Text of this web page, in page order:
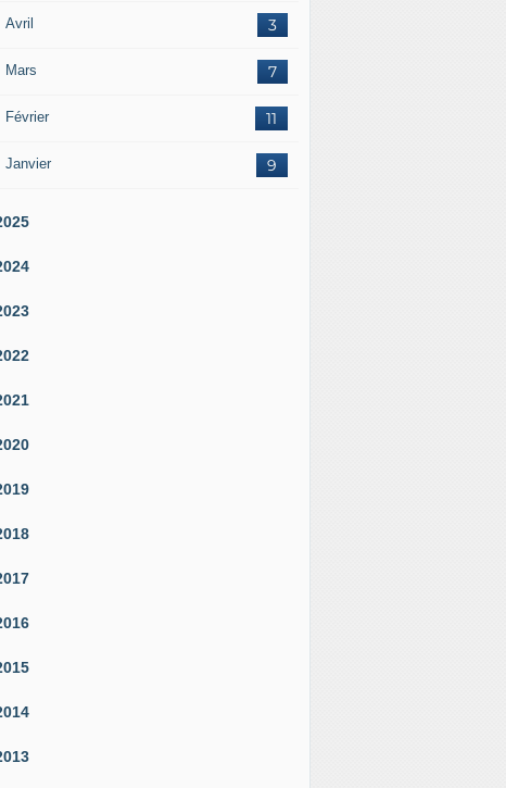
Avril 3
Mars 7
Février 11
Janvier 9